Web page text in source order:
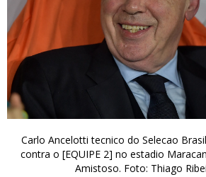
Carlo Ancelotti tecnico do Selecao
contra o [EQUIPE 2] no estadio
Amistoso. Foto: Thiago